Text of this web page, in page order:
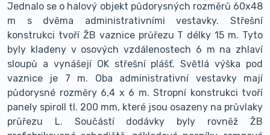
Jednalo se o halový objekt půdorysných rozměrů 60x48
m s dvěma administrativními vestavky. Střešní
konstrukci tvoří ŽB vaznice průřezu T délky 15 m. Tyto
byly kladeny v osových vzdálenostech 6 m na zhlaví
sloupů a vynášejí OK střešní plášť. Světlá výška pod
vaznice je 7 m. Oba administrativní vestavky mají
půdorysné rozměry 6,4 x 6 m. Stropní konstrukci tvoří
panely spiroll tl. 200 mm, které jsou osazeny na průvlaky
průřezu L. Součástí dodávky byly rovněž ŽB